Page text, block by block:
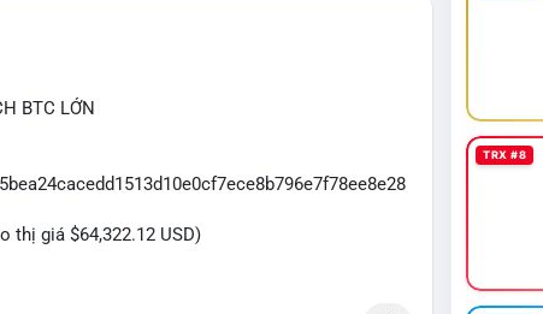
BTC LỚN
thị giá $64,322.12 USD)
TRX #8